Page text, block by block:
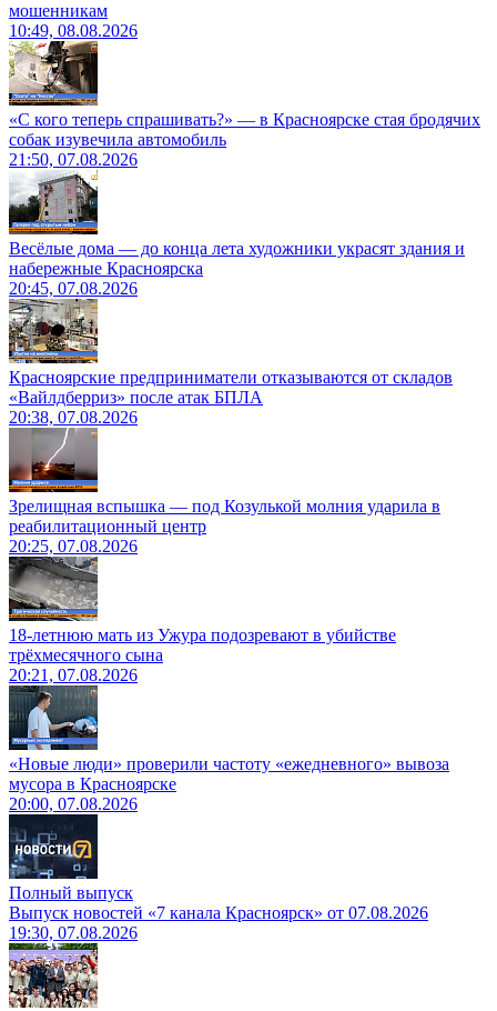
мошенникам
10:49, 08.08.2026
«С кого теперь спрашивать?» — в Красноярске стая бродячих
собак изувечила автомобиль
21:50, 07.08.2026
Весёлые дома — до конца лета художники украсят здания и
набережные Красноярска
20:45, 07.08.2026
Красноярские предприниматели отказываются от складов
«Вайлдберриз» после атак БПЛА
20:38, 07.08.2026
Зрелищная вспышка — под Козулькой молния ударила в
реабилитационный центр
20:25, 07.08.2026
18-летнюю мать из Ужура подозревают в убийстве
трёхмесячного сына
20:21, 07.08.2026
«Новые люди» проверили частоту «ежедневного» вывоза
мусора в Красноярске
20:00, 07.08.2026
Полный выпуск
Выпуск новостей «7 канала Красноярск» от 07.08.2026
19:30, 07.08.2026